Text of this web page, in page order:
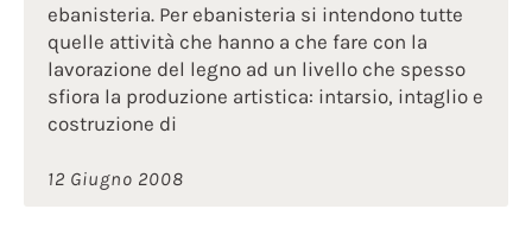
ebanisteria. Per ebanisteria si intendono tutte
quelle attività che hanno a che fare con la
lavorazione del legno ad un livello che spesso
sfiora la produzione artistica: intarsio, intaglio e
costruzione di
12 Giugno 2008